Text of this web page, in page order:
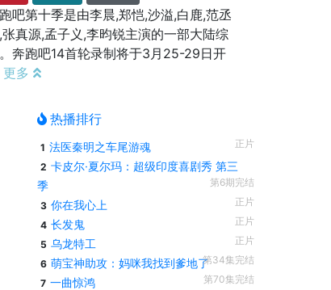
吧第十季是由李晨,郑恺,沙溢,白鹿,范丞
真源,孟子义,李昀锐主演的一部大陆综
奔跑吧14首轮录制将于3月25-29日开
更多
热播排行
1 法医秦明之车尾游魂
正片
2 卡皮尔·夏尔玛：超级印度喜剧秀 第三
季
第6期完结
3 你在我心上
正片
4 长发鬼
正片
5 乌龙特工
正片
6 萌宝神助攻：妈咪我找到爹地了第34集完结
7 一曲惊鸿
第70集完结